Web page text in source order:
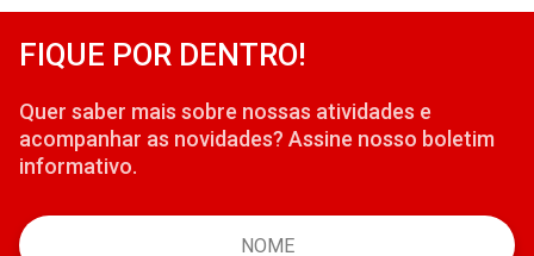
FIQUE POR DENTRO!
Quer saber mais sobre nossas atividades e
acompanhar as novidades? Assine nosso boletim
informativo.